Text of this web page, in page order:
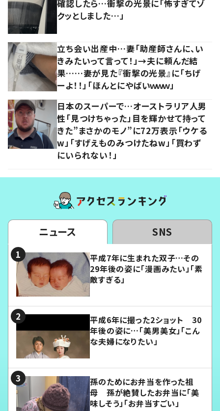
確認したら…衝撃の光景に「怖すぎてゾ
クッとしました…」
立ち会い出産中…妻「助産師さんに、い
きみたいって言って！」→夫に頼んだ結
果……妻が見た『衝撃の光景』に「ちげ
ーよ！！」「ほんとにやばいｗｗｗ」
日本のスーパーで…オーストラリア人男
性「見つけちゃった」目を輝かせて持って
きた”まさかのモノ”に72万表示「ウケる
w」「すげえものみつけたねw」「買わず
にいられない！」
ニュース SNS
平成7年に生まれた双子…その
29年後の姿に「漫画みたい」「素
敵すぎる」
平成6年に撮った2ショット 30
年後の姿に…「美男美女」「こん
な夫婦になりたい」
孫のためにお弁当を作った祖
母 孫が絶賛したお弁当に「美
味しそう」「お弁当すごい」